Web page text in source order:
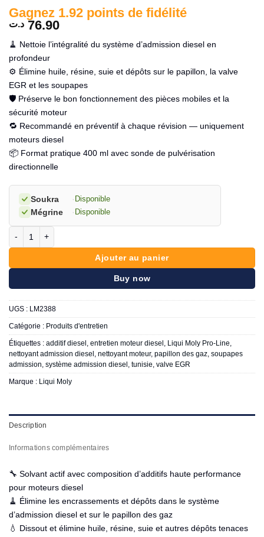
Gagnez 1.92 points de fidélité
76.90 د.ت
🧹 Nettoie l’intégralité du système d’admission diesel en
profondeur
⚙️ Élimine huile, résine, suie et dépôts sur le papillon, la valve
EGR et les soupapes
🛡️ Préserve le bon fonctionnement des pièces mobiles et la
sécurité moteur
🔁 Recommandé en préventif à chaque révision — uniquement
moteurs diesel
📦 Format pratique 400 ml avec sonde de pulvérisation
directionnelle
Soukra · Disponible
Mégrine · Disponible
Ajouter au panier
Buy now
UGS : LM2388
Catégorie : Produits d'entretien
Étiquettes : additif diesel entretien moteur diesel Liqui Moly Pro-Line
nettoyant admission diesel
nettoyant moteur, papillon des gaz soupapes
admission système admission diesel tunisie valve EGR
Marque : Liqui Moly
Description
Informations complémentaires
🔧 Solvant actif avec composition d’additifs haute performance
pour moteurs diesel
🧹 Élimine les encrassements et dépôts dans le système
d’admission diesel et sur le papillon des gaz
💧 Dissout et élimine huile, résine, suie et autres dépôts tenaces